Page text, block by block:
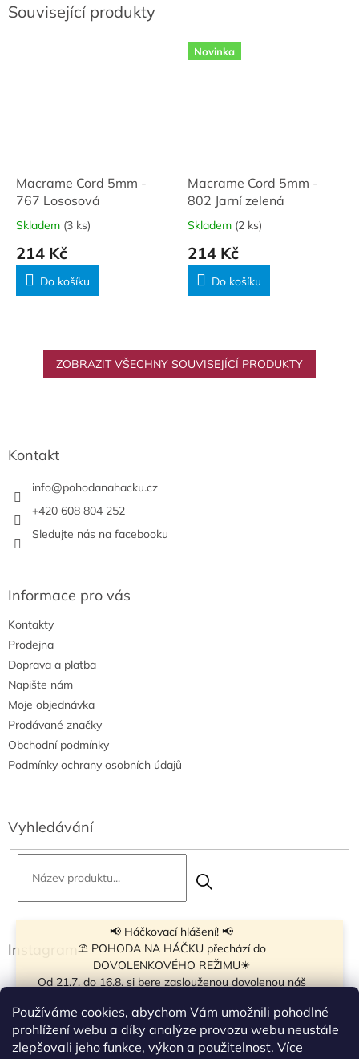
Používáme cookies, abychom Vám umožnili pohodlné
prohlížení webu a díky analýze provozu webu neustále
zlepšovali jeho funkce, výkon a použitelnost. Více
📢 Háčkovací hlášení! 📢
⛱ POHODA NA HÁČKU přechází do
DOVOLENKOVÉHO REŽIMU☀
Od 21.7. do 16.8. si bere zaslouženou dovolenou náš
krátkou pauzu.
Objednávky přijímáme dál - klubíčka, která máme
vyrobená, odešleme bez zdržení. U ostatních se doba
Související produkty
Macrame Cord 5mm -
767 Lososová
Skladem (3 ks)
214 Kč
Do košíku
Novinka
Macrame Cord 5mm -
802 Jarní zelená
Skladem (2 ks)
214 Kč
Do košíku
ZOBRAZIT VŠECHNY SOUVISEJÍCÍ PRODUKTY
Kontakt
info@pohodanahacku.cz
+420 608 804 252
Sledujte nás na facebooku
Informace pro vás
Kontakty
Prodejna
Doprava a platba
Napište nám
Moje objednávka
Prodávané značky
Obchodní podmínky
Podmínky ochrany osobních údajů
Vyhledávání
Instagram
Sledovat na Instagramu